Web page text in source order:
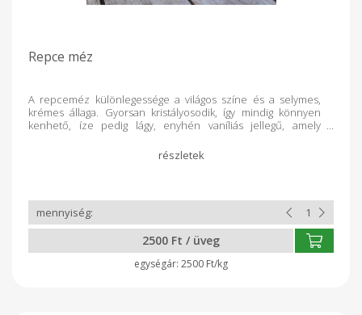
Repce méz
A repceméz különlegessége a világos színe és a selymes,
krémes állaga. Gyorsan kristályosodik, így mindig könnyen
kenhető, íze pedig lágy, enyhén vaníliás jellegű, amely
alacsonyabb, ezért a gyomrot kímélő, barátságos mézfajta.
Miért válaszd a Sebők Méhészet repcemézét? Selymesen
adalékmentesen, közvetlenül a kaptárból A repceméz ideális
mindennapi fogyasztásra: egyszerű, finom és tápláló. Egy
szelet friss kenyér és egy kanál repceméz – a természet
legegyszerűbb és legédesebb ajándéka.
2500 Ft / üveg
2500 Ft/kg